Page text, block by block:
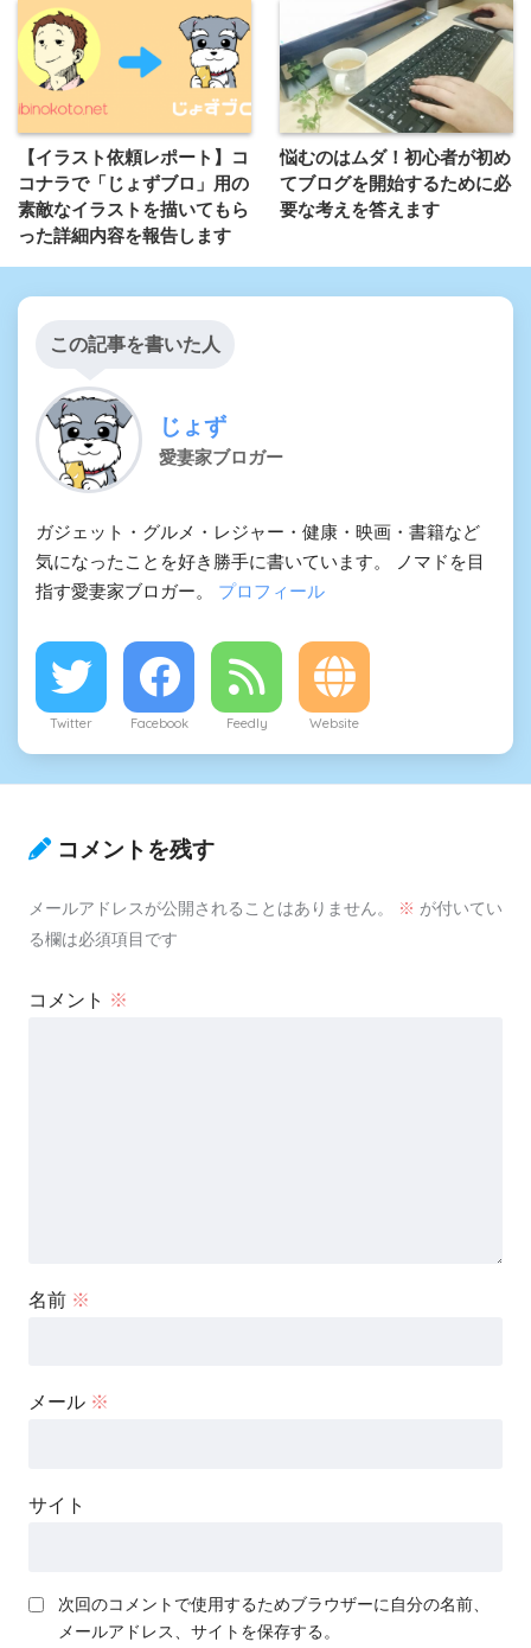
【イラスト依頼レポート】コ
コナラで「じょずブロ」用の
素敵なイラストを描いてもら
った詳細内容を報告します
悩むのはムダ！初心者が初め
てブログを開始するために必
要な考えを答えます
この記事を書いた人
じょず
愛妻家ブロガー
ガジェット・グルメ・レジャー・健康・映画・書籍など
気になったことを好き勝手に書いています。 ノマドを目
指す愛妻家ブロガー。 プロフィール
Twitter Facebook Feedly Website
コメントを残す
メールアドレスが公開されることはありません。 ※ が付いてい
る欄は必須項目です
コメント ※
名前 ※
メール ※
サイト
次回のコメントで使用するためブラウザーに自分の名前、
メールアドレス、サイトを保存する。